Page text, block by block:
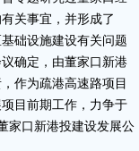
关事宜，并形成了
基础设施建设有关问题
确定，由董家口新港
作为疏港高速路项目
目前期工作，力争于
家口新港投建设发展公